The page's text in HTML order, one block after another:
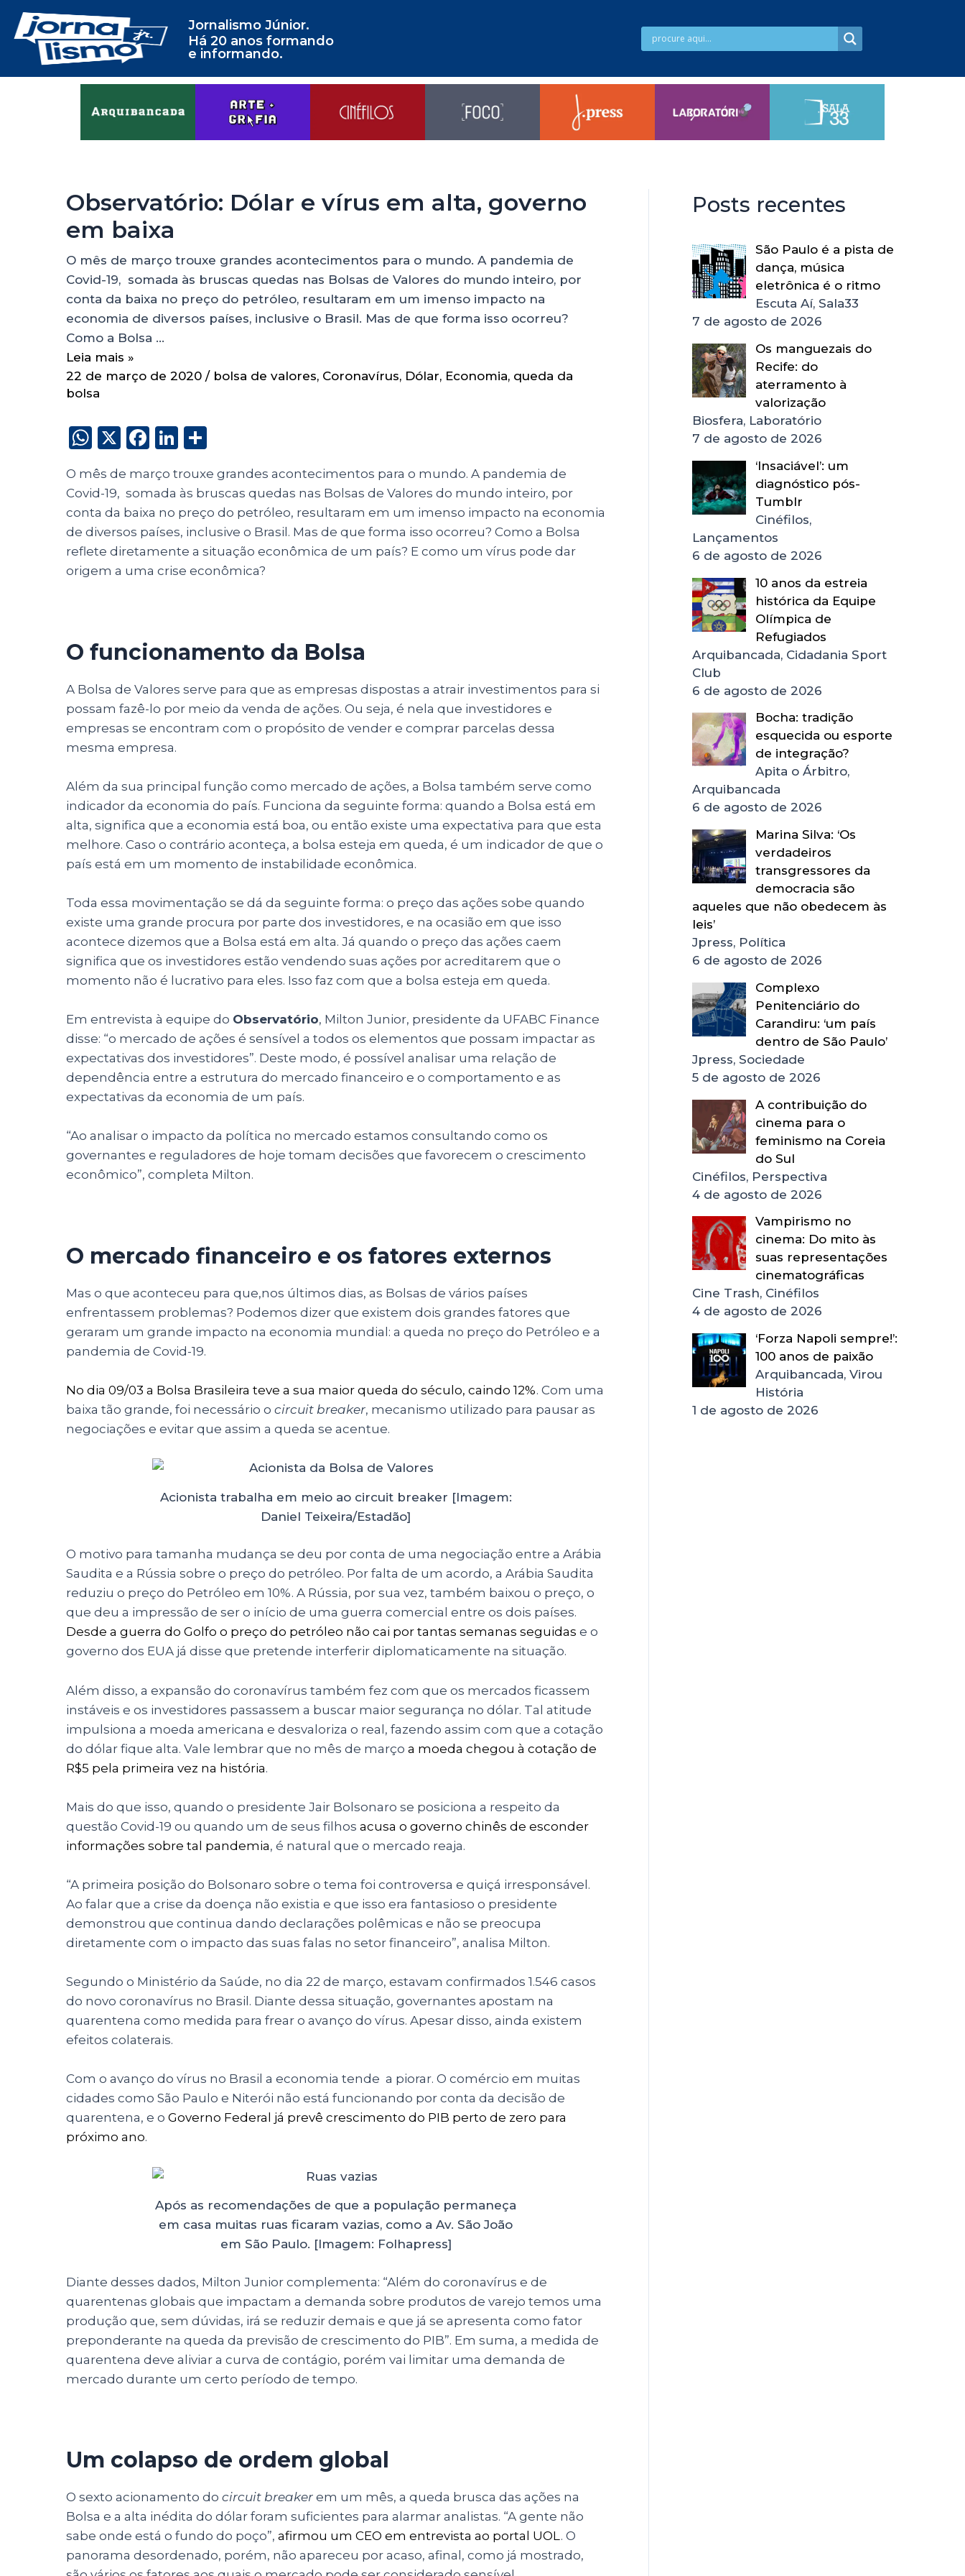
Jornalismo Júnior.
Há 20 anos formando
e informando.
Observatório: Dólar e vírus em alta, governo
em baixa
O mês de março trouxe grandes acontecimentos para o mundo. A pandemia de
Covid-19, somada às bruscas quedas nas Bolsas de Valores do mundo inteiro, por
conta da baixa no preço do petróleo, resultaram em um imenso impacto na
economia de diversos países, inclusive o Brasil. Mas de que forma isso ocorreu?
Como a Bolsa …
Leia mais »
22 de março de 2020 / bolsa de valores, Coronavírus, Dólar, Economia, queda da
bolsa
W
a
ts
A
p
p
X
F
c
e
b
o
o
Li
k
e
dI
n
a
re
O mês de março trouxe grandes acontecimentos para o mundo. A pandemia de
Covid-19, somada às bruscas quedas nas Bolsas de Valores do mundo inteiro, por
conta da baixa no preço do petróleo, resultaram em um imenso impacto na economia
de diversos países, inclusive o Brasil. Mas de que forma isso ocorreu? Como a Bolsa
reflete diretamente a situação econômica de um país? E como um vírus pode dar
origem a uma crise econômica?
O funcionamento da Bolsa
A Bolsa de Valores serve para que as empresas dispostas a atrair investimentos para si
possam fazê-lo por meio da venda de ações. Ou seja, é nela que investidores e
empresas se encontram com o propósito de vender e comprar parcelas dessa
mesma empresa.
Além da sua principal função como mercado de ações, a Bolsa também serve como
indicador da economia do país. Funciona da seguinte forma: quando a Bolsa está em
alta, significa que a economia está boa, ou então existe uma expectativa para que esta
melhore. Caso o contrário aconteça, a bolsa esteja em queda, é um indicador de que o
país está em um momento de instabilidade econômica.
Toda essa movimentação se dá da seguinte forma: o preço das ações sobe quando
existe uma grande procura por parte dos investidores, e na ocasião em que isso
acontece dizemos que a Bolsa está em alta. Já quando o preço das ações caem
significa que os investidores estão vendendo suas ações por acreditarem que o
momento não é lucrativo para eles. Isso faz com que a bolsa esteja em queda.
Em entrevista à equipe do Observatório, Milton Junior, presidente da UFABC Finance
disse: “o mercado de ações é sensível a todos os elementos que possam impactar as
expectativas dos investidores”. Deste modo, é possível analisar uma relação de
dependência entre a estrutura do mercado financeiro e o comportamento e as
expectativas da economia de um país.
“Ao analisar o impacto da política no mercado estamos consultando como os
governantes e reguladores de hoje tomam decisões que favorecem o crescimento
econômico”, completa Milton.
O mercado financeiro e os fatores externos
Mas o que aconteceu para que,nos últimos dias, as Bolsas de vários países
enfrentassem problemas? Podemos dizer que existem dois grandes fatores que
geraram um grande impacto na economia mundial: a queda no preço do Petróleo e a
pandemia de Covid-19.
No dia 09/03 a Bolsa Brasileira teve a sua maior queda do século, caindo 12%. Com uma
baixa tão grande, foi necessário o circuit breaker, mecanismo utilizado para pausar as
negociações e evitar que assim a queda se acentue.
Acionista trabalha em meio ao circuit breaker [Imagem:
Daniel Teixeira/Estadão]
O motivo para tamanha mudança se deu por conta de uma negociação entre a Arábia
Saudita e a Rússia sobre o preço do petróleo. Por falta de um acordo, a Arábia Saudita
reduziu o preço do Petróleo em 10%. A Rússia, por sua vez, também baixou o preço, o
que deu a impressão de ser o início de uma guerra comercial entre os dois países.
Desde a guerra do Golfo o preço do petróleo não cai por tantas semanas seguidas e o
governo dos EUA já disse que pretende interferir diplomaticamente na situação.
Além disso, a expansão do coronavírus também fez com que os mercados ficassem
instáveis e os investidores passassem a buscar maior segurança no dólar. Tal atitude
impulsiona a moeda americana e desvaloriza o real, fazendo assim com que a cotação
do dólar fique alta. Vale lembrar que no mês de março a moeda chegou à cotação de
R$5 pela primeira vez na história.
Mais do que isso, quando o presidente Jair Bolsonaro se posiciona a respeito da
questão Covid-19 ou quando um de seus filhos acusa o governo chinês de esconder
informações sobre tal pandemia, é natural que o mercado reaja.
“A primeira posição do Bolsonaro sobre o tema foi controversa e quiçá irresponsável.
Ao falar que a crise da doença não existia e que isso era fantasioso o presidente
demonstrou que continua dando declarações polêmicas e não se preocupa
diretamente com o impacto das suas falas no setor financeiro”, analisa Milton.
Segundo o Ministério da Saúde, no dia 22 de março, estavam confirmados 1.546 casos
do novo coronavírus no Brasil. Diante dessa situação, governantes apostam na
quarentena como medida para frear o avanço do vírus. Apesar disso, ainda existem
efeitos colaterais.
Com o avanço do vírus no Brasil a economia tende a piorar. O comércio em muitas
cidades como São Paulo e Niterói não está funcionando por conta da decisão de
quarentena, e o Governo Federal já prevê crescimento do PIB perto de zero para
próximo ano.
Após as recomendações de que a população permaneça
em casa muitas ruas ficaram vazias, como a Av. São João
em São Paulo. [Imagem: Folhapress]
Diante desses dados, Milton Junior complementa: “Além do coronavírus e de
quarentenas globais que impactam a demanda sobre produtos de varejo temos uma
produção que, sem dúvidas, irá se reduzir demais e que já se apresenta como fator
preponderante na queda da previsão de crescimento do PIB”. Em suma, a medida de
quarentena deve aliviar a curva de contágio, porém vai limitar uma demanda de
mercado durante um certo período de tempo.
Um colapso de ordem global
O sexto acionamento do circuit breaker em um mês, a queda brusca das ações na
Bolsa e a alta inédita do dólar foram suficientes para alarmar analistas. “A gente não
sabe onde está o fundo do poço”, afirmou um CEO em entrevista ao portal UOL. O
panorama desordenado, porém, não apareceu por acaso, afinal, como já mostrado,
Posts recentes
São Paulo é a pista de
dança, música
eletrônica é o ritmo
Escuta Aí, Sala33
7 de agosto de 2026
Os manguezais do
Recife: do
aterramento à
valorização
Biosfera, Laboratório
7 de agosto de 2026
‘Insaciável’: um
diagnóstico pós-
Tumblr
Cinéfilos,
Lançamentos
6 de agosto de 2026
10 anos da estreia
histórica da Equipe
Olímpica de
Refugiados
Arquibancada, Cidadania Sport
Club
6 de agosto de 2026
Bocha: tradição
esquecida ou esporte
de integração?
Apita o Árbitro,
Arquibancada
6 de agosto de 2026
Marina Silva: ‘Os
verdadeiros
transgressores da
democracia são
aqueles que não obedecem às
leis’
Jpress, Política
6 de agosto de 2026
Complexo
Penitenciário do
Carandiru: ‘um país
dentro de São Paulo’
Jpress, Sociedade
5 de agosto de 2026
A contribuição do
cinema para o
feminismo na Coreia
do Sul
Cinéfilos, Perspectiva
4 de agosto de 2026
Vampirismo no
cinema: Do mito às
suas representações
cinematográficas
Cine Trash, Cinéfilos
4 de agosto de 2026
‘Forza Napoli sempre!’:
100 anos de paixão
Arquibancada, Virou
História
1 de agosto de 2026